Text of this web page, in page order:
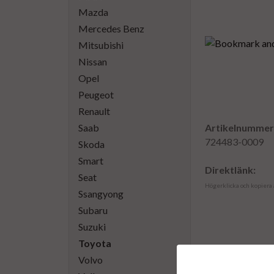
Mazda
Mercedes Benz
Mitsubishi
Nissan
Opel
Peugeot
Renault
Saab
Skoda
Smart
Seat
Ssangyong
Subaru
Suzuki
Toyota
Volvo
724483-0009
Direktlänk:
Högerklicka och kopiera